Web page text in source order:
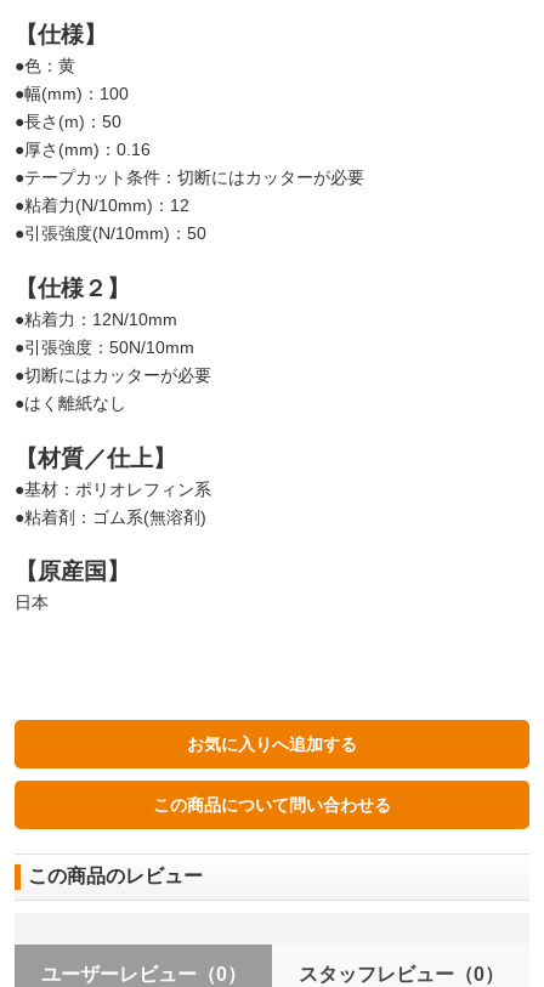
【仕様】
●色：黄
●幅(mm)：100
●長さ(m)：50
●厚さ(mm)：0.16
●テープカット条件：切断にはカッターが必要
●粘着力(N/10mm)：12
●引張強度(N/10mm)：50
【仕様２】
●粘着力：12N/10mm
●引張強度：50N/10mm
●切断にはカッターが必要
●はく離紙なし
【材質／仕上】
●基材：ポリオレフィン系
●粘着剤：ゴム系(無溶剤)
【原産国】
日本
この商品のレビュー
ユーザーレビュー （0） スタッフレビュー（0）